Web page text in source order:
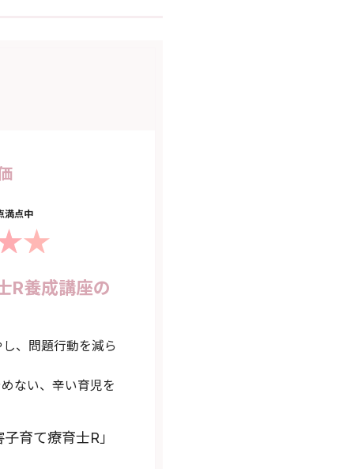
満点中
R養成講座の
、問題行動を減ら
ない、辛い育児を
育て療育士R」